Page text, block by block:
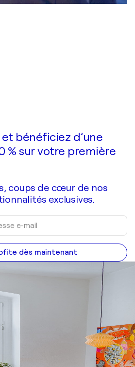
bénéficiez d’une
% sur votre première
coups de cœur de nos
exclusives.
dès maintenant